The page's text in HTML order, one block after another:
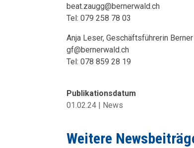
beat.zaugg@bernerwald.ch
Tel: 079 258 78 03
Anja Leser, Geschäftsführerin
gf@bernerwald.ch
Tel: 078 859 28 19
Publikationsdatum
01.02.24
News
Weitere